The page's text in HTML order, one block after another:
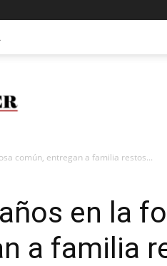
común, entregan a familia restos...
en la
a familia